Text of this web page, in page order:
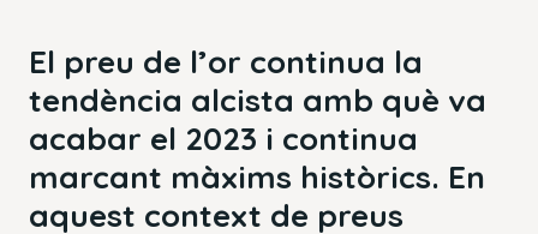
El preu de l’or continua la
tendència alcista amb què va
acabar el 2023 i continua
marcant màxims històrics. En
aquest context de preus